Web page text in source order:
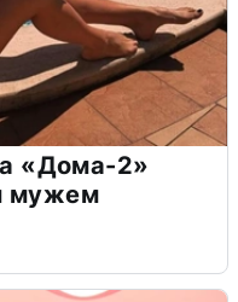
«Дома-2»
мужем